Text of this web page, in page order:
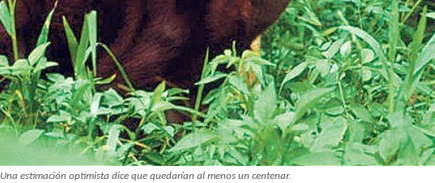
Una estimación optimista dice que quedarían al menos un centenar.